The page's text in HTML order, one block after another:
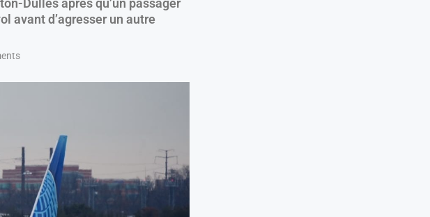
Dulles après qu’un passager
avant d’agresser un autre